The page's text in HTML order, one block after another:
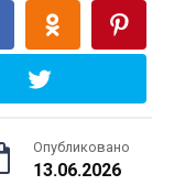
Опубликовано
13.06.2026